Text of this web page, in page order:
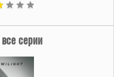
серии